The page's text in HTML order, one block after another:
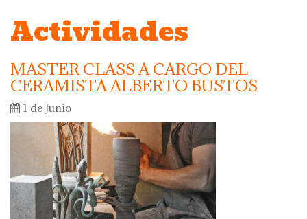
Actividades
MASTER CLASS A CARGO DEL
CERAMISTA ALBERTO BUSTOS
1 de Junio